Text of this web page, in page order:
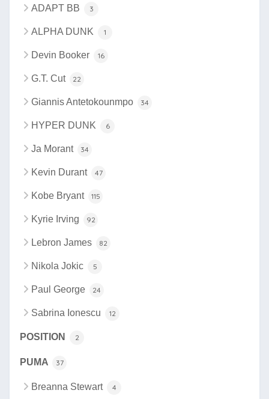
ADAPT BB 3
ALPHA DUNK 1
Devin Booker 16
G.T. Cut 22
Giannis Antetokounmpo 34
HYPER DUNK 6
Ja Morant 34
Kevin Durant 47
Kobe Bryant 115
Kyrie Irving 92
Lebron James 82
Nikola Jokic 5
Paul George 24
Sabrina Ionescu 12
POSITION 2
PUMA 37
Breanna Stewart 4